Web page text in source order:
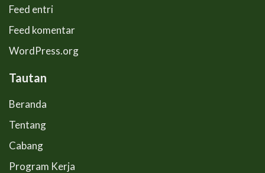
Feed entri
Feed komentar
WordPress.org
Tautan
Beranda
Tentang
Cabang
Program Kerja